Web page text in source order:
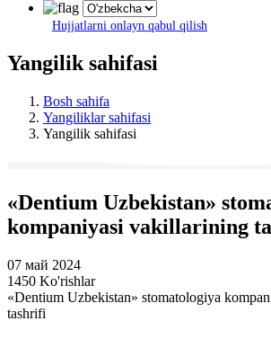
Hujjatlarni onlayn qabul qilish
Yangilik sahifasi
Bosh sahifa
Yangiliklar sahifasi
Yangilik sahifasi
«Dentium Uzbekistan»
kompaniyasi vakillarining
07 май 2024
1450 Ko'rishlar
«Dentium Uzbekistan» stomatologiya
tashrifi